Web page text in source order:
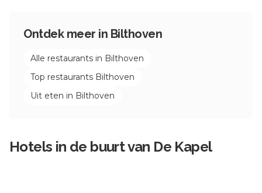
Ontdek meer in Bilthoven
Alle restaurants in Bilthoven
Top restaurants Bilthoven
Uit eten in Bilthoven
Hotels in de buurt van De Kapel